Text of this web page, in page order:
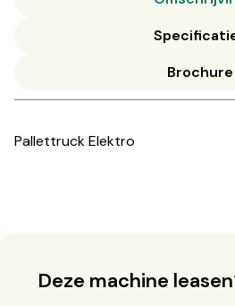
Brochure
Pallettruck Elektro
Deze machine